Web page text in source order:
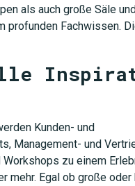
als auch große Säle
profunden Fachwissen.
Kunden- und
Management- und
zu einem
Egal ob große oder